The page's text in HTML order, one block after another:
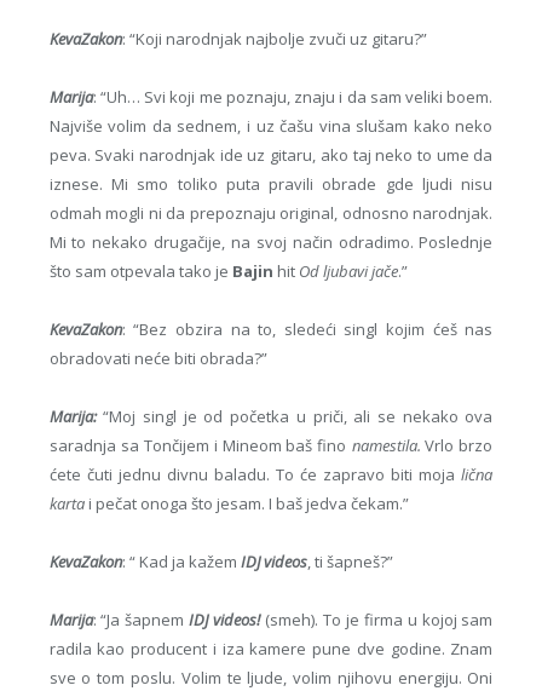
KevaZakon: “Koji narodnjak najbolje zvuči uz gitaru?”
Marija: “Uh… Svi koji me poznaju, znaju i da sam veliki boem.
Najviše volim da sednem, i uz čašu vina slušam kako neko
peva. Svaki narodnjak ide uz gitaru, ako taj neko to ume da
iznese. Mi smo toliko puta pravili obrade gde ljudi nisu
odmah mogli ni da prepoznaju original, odnosno narodnjak.
Mi to nekako drugačije, na svoj način odradimo. Poslednje
što sam otpevala tako je Bajin hit Od ljubavi jače.”
KevaZakon: “Bez obzira na to, sledeći singl kojim ćeš nas
obradovati neće biti obrada?”
Marija:“Moj singl je od početka u priči, ali se nekako ova
saradnja sa Tončijem i Mineom baš fino namestila. Vrlo brzo
ćete čuti jednu divnu baladu. To će zapravo biti mojalična
kartai pečat onoga što jesam. I baš jedva čekam.”
KevaZakon: “ Kad ja kažem IDJ videos, ti šapneš?”
Marija: “Ja šapnemIDJ videos! (smeh). To je firma u kojoj sam
radila kao producent i iza kamere pune dve godine. Znam
sve o tom poslu. Volim te ljude, volim njihovu energiju. Oni